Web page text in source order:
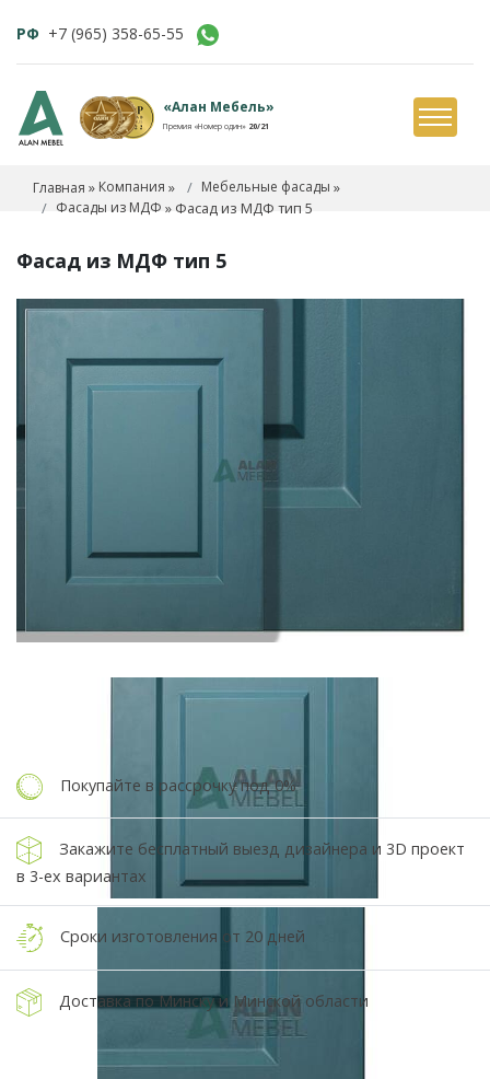
РФ +7 (965) 358-65-55
«Алан Мебель»
Премия «Номер один» 20/21
Главная » Компания » Мебельные фасады »
Фасады из МДФ »Фасад из МДФ тип 5
Фасад из МДФ тип 5
Покупайте в рассрочку под 0%
Закажите бесплатный выезд дизайнера и 3D проект
в 3-ех вариантах
Сроки изготовления от 20 дней
Доставка по Минску и Минской области